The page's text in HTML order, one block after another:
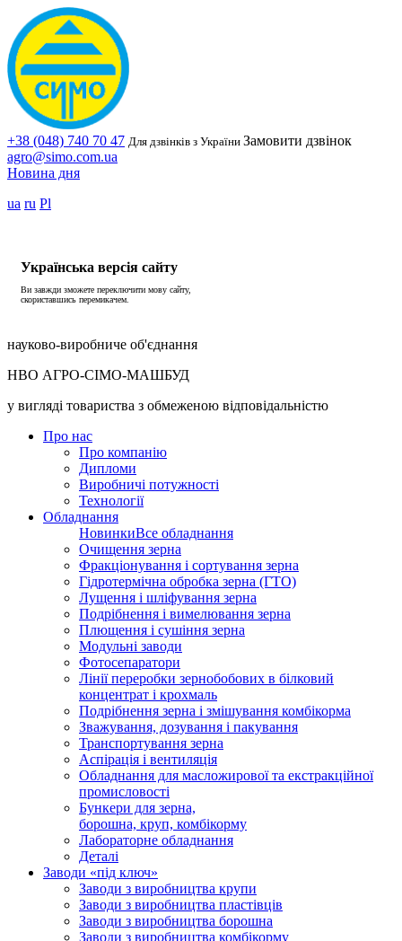
+38 (048) 740 70 47 Для дзвінків з України Замовити дзвінок
agro@simo.com.ua
Новина дня
ua ru Pl
Українська версія сайту
Ви завжди зможете переключити мову сайту,
скориставшись перемикачем.
науково-виробниче об'єднання
НВО АГРО-СІМО-МАШБУД
у вигляді товариства з обмеженою відповідальністю
Про нас
Про компанію
Дипломи
Виробничі потужності
Технології
Обладнання
НовинкиВсе обладнання
Очищення зерна
Фракціонування і сортування зерна
Гідротермічна обробка зерна (ГТО)
Лущення і шліфування зерна
Подрібнення і вимелювання зерна
Плющення і сушіння зерна
Модульні заводи
Фотосепаратори
Лінії переробки зернобобових в білковий
концентрат і крохмаль
Подрібнення зерна і змішування комбікорма
Зважування, дозування і пакування
Транспортування зерна
Аспірація і вентиляція
Обладнання для масложирової та екстракційної
промисловості
Бункери для зерна,
борошна, круп, комбікорму
Лабораторне обладнання
Деталі
Заводи «під ключ»
Заводи з виробництва крупи
Заводи з виробництва пластівців
Заводи з виробництва борошна
Заводи з виробництва комбікорму